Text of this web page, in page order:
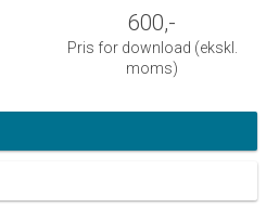
600,-
Pris for download (ekskl.
moms)